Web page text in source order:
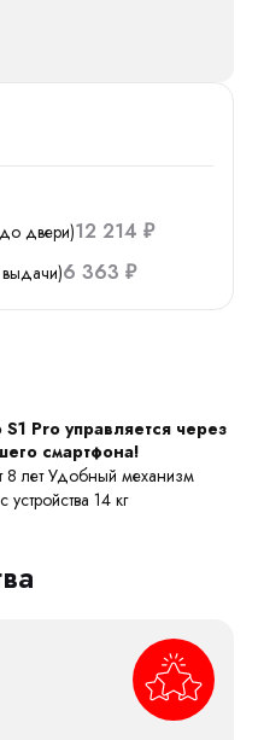
двери)12 214 ₽
6 363 ₽
Pro управляется через
смартфона!
8 лет Удобный механизм
14 кг